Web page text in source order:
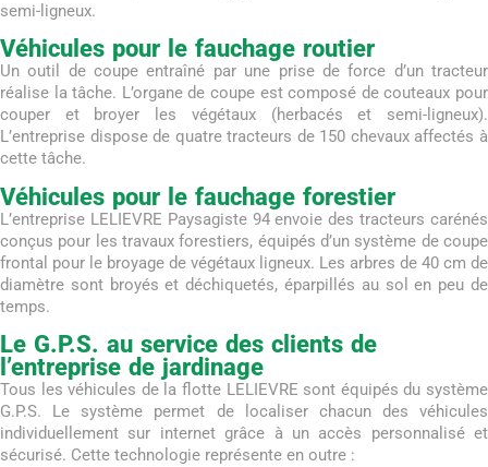
semi-ligneux.
Véhicules pour le fauchage routier
Un outil de coupe entraîné par une prise de force d’un tracteur
réalise la tâche. L’organe de coupe est composé de couteaux pour
couper et broyer les végétaux (herbacés et semi-ligneux).
L’entreprise dispose de quatre tracteurs de 150 chevaux affectés à
cette tâche.
Véhicules pour le fauchage forestier
L’entreprise LELIEVRE Paysagiste 94 envoie des tracteurs carénés
conçus pour les travaux forestiers, équipés d’un système de coupe
frontal pour le broyage de végétaux ligneux. Les arbres de 40 cm de
diamètre sont broyés et déchiquetés, éparpillés au sol en peu de
temps.
Le G.P.S. au service des clients de
l’entreprise de jardinage
Tous les véhicules de la flotte LELIEVRE sont équipés du système
G.P.S. Le système permet de localiser chacun des véhicules
individuellement sur internet grâce à un accès personnalisé et
sécurisé. Cette technologie représente en outre :